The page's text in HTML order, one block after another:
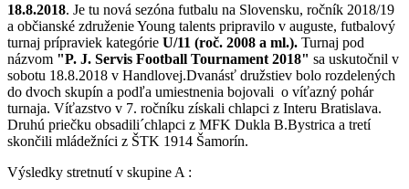
18.8.2018. Je tu nová sezóna futbalu na Slovensku, ročník 2018/19
a občianské združenie Young talents pripravilo v auguste, futbalový
turnaj prípraviek kategórie U/11 (roč. 2008 a ml.). Turnaj pod
názvom "P. J. Servis Football Tournament 2018" sa uskutočnil v
sobotu 18.8.2018 v Handlovej.Dvanásť družstiev bolo rozdelených
do dvoch skupín a podľa umiestnenia bojovali o víťazný pohár
turnaja. Víťazstvo v 7. ročníku získali chlapci z Interu Bratislava.
Druhú priečku obsadili´chlapci z MFK Dukla B.Bystrica a tretí
skončili mládežníci z ŠTK 1914 Šamorín.
Výsledky stretnutí v skupine A :